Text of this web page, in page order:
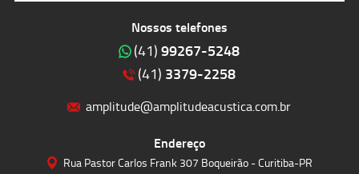
Nossos telefones
(41) 99267-5248
(41) 3379-2258
amplitude@amplitudeacustica.com.br
Endereço
Rua Pastor Carlos Frank 307 Boqueirão - Curitiba-PR